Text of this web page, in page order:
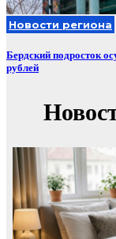
Новости региона
Бердский подросток
рублей